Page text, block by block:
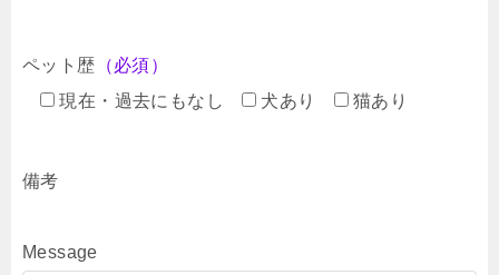
ペット歴 （必須）
現在・過去にもなし
犬あり 猫あり
備考
Message